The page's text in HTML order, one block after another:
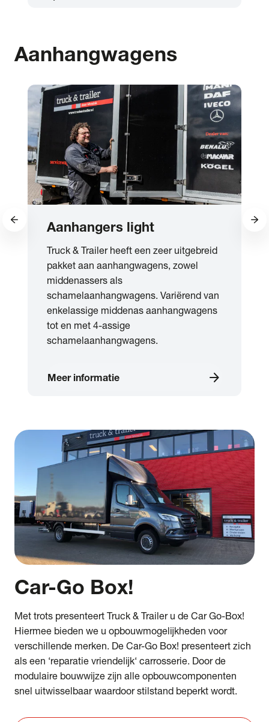
Aanhangwagens
Aanhangers light
Truck & Trailer heeft een zeer uitgebreid
pakket aan aanhangwagens, zowel
middenassers als
schamelaanhangwagens. Variërend van
enkelassige middenas aanhangwagens
tot en met 4-assige
schamelaanhangwagens.
arrow_forward
Meer informatie
Car-Go Box!
Met trots presenteert Truck & Trailer u de Car Go-Box!
Hiermee bieden we u opbouwmogelijkheden voor
verschillende merken. De Car-Go Box! presenteert zich
als een ‘reparatie vriendelijk‘ carrosserie. Door de
modulaire bouwwijze zijn alle opbouwcomponenten
snel uitwisselbaar waardoor stilstand beperkt wordt.